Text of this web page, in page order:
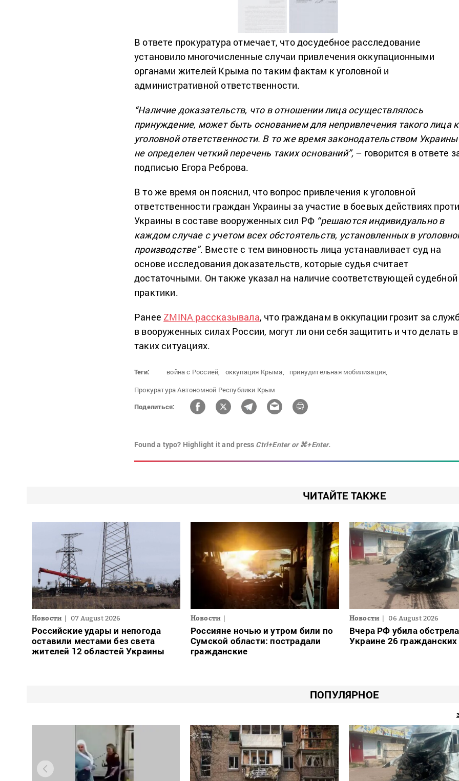
В ответе прокуратура отмечает, что досудебное расследование
установило многочисленные случаи привлечения оккупационными
органами жителей Крыма по таким фактам к уголовной и
административной ответственности.
“Наличие доказательств, что в отношении лица осуществлялось
принуждение, может быть основанием для непривлечения такого лица к
уголовной ответственности. В то же время законодательством Украины
не определен четкий перечень таких оснований”, – говорится в ответе
подписью Егора Реброва.
В то же время он пояснил, что вопрос привлечения к уголовной
ответственности граждан Украины за участие в боевых действиях
Украины в составе вооруженных сил РФ “решаются индивидуально в
каждом случае с учетом всех обстоятельств, установленных в
производстве”. Вместе с тем виновность лица устанавливает суд на
основе исследования доказательств, которые судья считает
достаточными. Он также указал на наличие соответствующей судебной
практики.
РанееZMINA рассказывала, что гражданам в оккупации грозит за
в вооруженных силах России, могут ли они себя защитить и что делать в
таких ситуациях.
Теги: война с Россией, оккупация Крыма,
принудительная мобилизация,
Прокуратура Автономной Республики Крым
Поделиться:
Found a typo? Highlight it and press Ctrl+Enter or ⌘+Enter.
ЧИТАЙТЕ ТАКЖЕ
Новости 07 August 2026
Российские удары и непогода
оставили местами без света
жителей 12 областей Украины
Новости
Россияне ночью и утром били по
Сумской области: пострадали
гражданские
Новости 06 August 2026
Вчера РФ убила
Украине 26 гражданских
ПОПУЛЯРНОЕ